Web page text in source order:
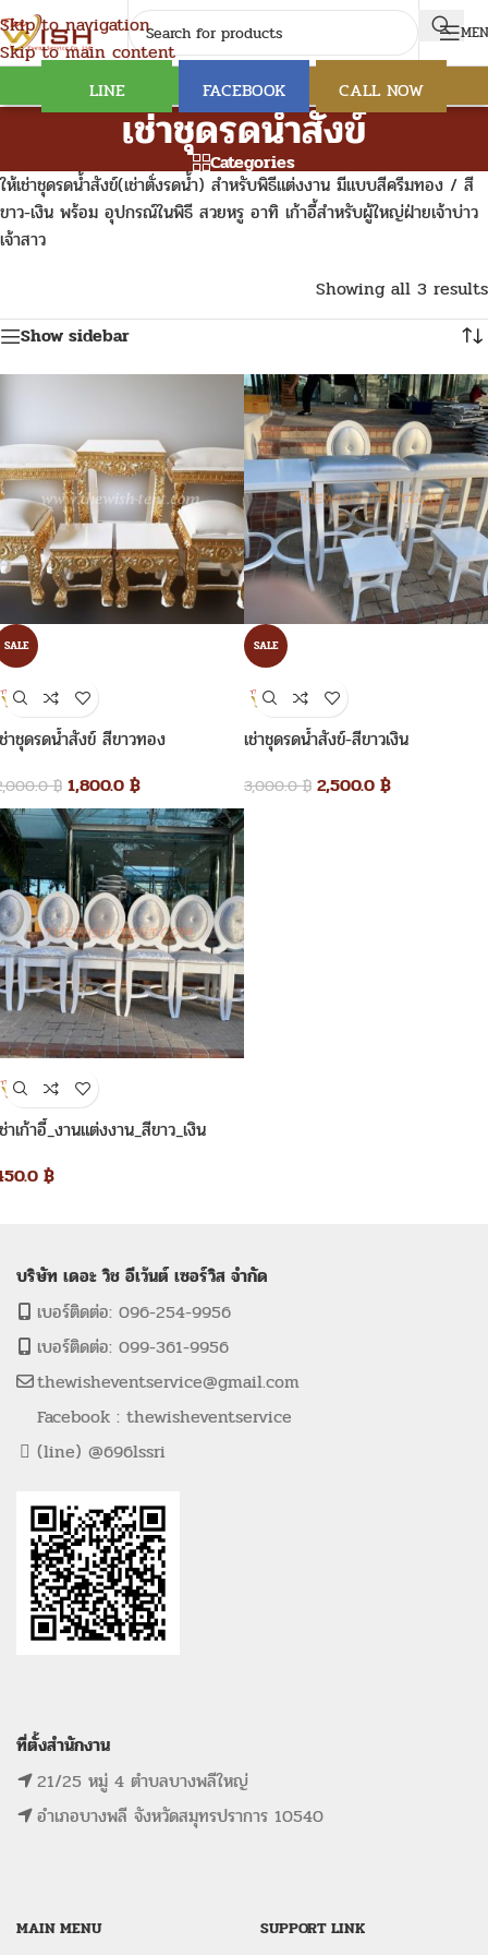
Skip to navigation
Skip to main content
LINE FACEBOOK CALL NOW
เช่าชุดรดน้ำสังข์
Categories
ให้เช่าชุดรดน้ำสังข์(เช่าตั่งรดน้ำ) สำหรับพิธีแต่งงาน มีแบบสีครีมทอง / สี
ขาว-เงิน พร้อม อุปกรณ์ในพิธี สวยหรู อาทิ เก้าอี้สำหรับผู้ใหญ่ฝ่ายเจ้าบ่าว
เจ้าสาว
Showing all 3 results
Show sidebar
SALE
าชุดรดน้ำสังข์ สีขาวทอง
฿ 1,800.0 ฿
SALE
เช่าชุดรดน้ำสังข์-สีขาวเงิน
3,000.0฿ 2,500.0 ฿
าเก้าอี้_งานแต่งงาน_สีขาว_เงิน
฿
บริษัท เดอะ วิช อีเว้นต์ เซอร์วิส จำกัด
เบอร์ติดต่อ: 096-254-9956
เบอร์ติดต่อ: 099-361-9956
thewisheventservice@gmail.com
Facebook : thewisheventservice
(line) @696lssri
ที่ตั้งสำนักงาน
21/25 หมู่ 4 ตำบลบางพลีใหญ่
อำเภอบางพลี จังหวัดสมุทรปราการ 10540
MAIN MENU
SUPPORT LINK